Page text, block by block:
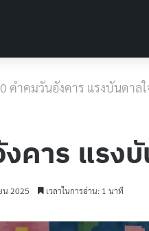
คําคมวันอังคาร แรงบันดาล
คาร แรง
น 2025 เวลาในการอ่าน: 1 นาที